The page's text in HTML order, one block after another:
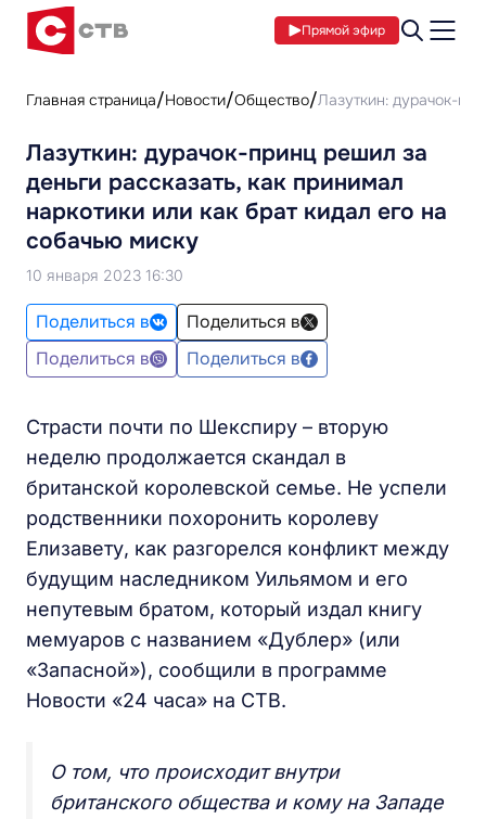
Прямой эфир
Главная страница Новости Общество Лазуткин: дурачок-
Лазуткин: дурачок-принц решил за
деньги рассказать, как принимал
наркотики или как брат кидал его на
собачью миску
10 января 2023 16:30
Поделиться в
Поделиться в
Поделиться в
Поделиться в
Страсти почти по Шекспиру – вторую
неделю продолжается скандал в
британской королевской семье. Не успели
родственники похоронить королеву
Елизавету, как разгорелся конфликт между
будущим наследником Уильямом и его
непутевым братом, который издал книгу
мемуаров с названием «Дублер» (или
«Запасной»), сообщили в программе
Новости «24 часа» на СТВ.
О том, что происходит внутри
британского общества и кому на Западе